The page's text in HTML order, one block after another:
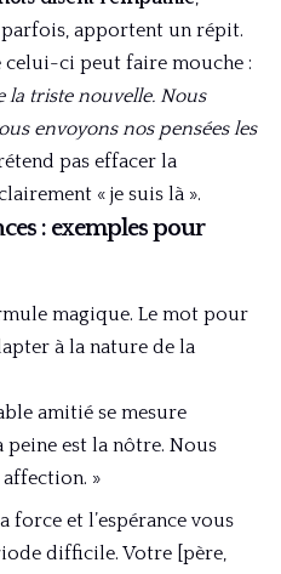
apportent un répit.
celui-ci peut faire mouche :
la triste nouvelle. Nous
envoyons nos pensées les
pas effacer la
« je suis là ».
: exemples pour
magique. Le mot pour
à la nature de la
amitié se mesure
est la nôtre. Nous
»
force et l’espérance vous
difficile. Votre [père,